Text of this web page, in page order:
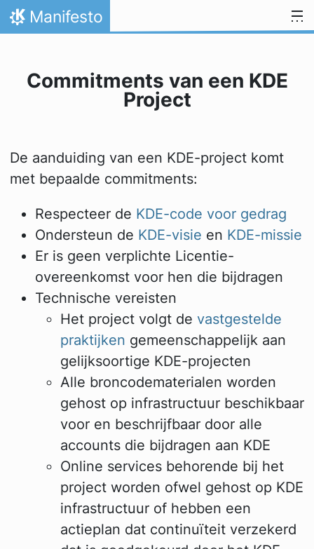
Spring naar inhoud
Thuis
Manifesto
Commitments van een KDE
Project
De aanduiding van een KDE-project komt
met bepaalde commitments:
Respecteer de KDE-code voor gedrag
Ondersteun de KDE-visie en KDE-missie
Er is geen verplichte Licentie-
overeenkomst voor hen die bijdragen
Technische vereisten
Het project volgt de vastgestelde
praktijken gemeenschappelijk aan
gelijksoortige KDE-projecten
Alle broncodematerialen worden
gehost op infrastructuur beschikbaar
voor en beschrijfbaar door alle
accounts die bijdragen aan KDE
Online services behorende bij het
project worden ofwel gehost op KDE
infrastructuur of hebben een
actieplan dat continuïteit verzekerd